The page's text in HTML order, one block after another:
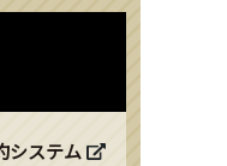
システム